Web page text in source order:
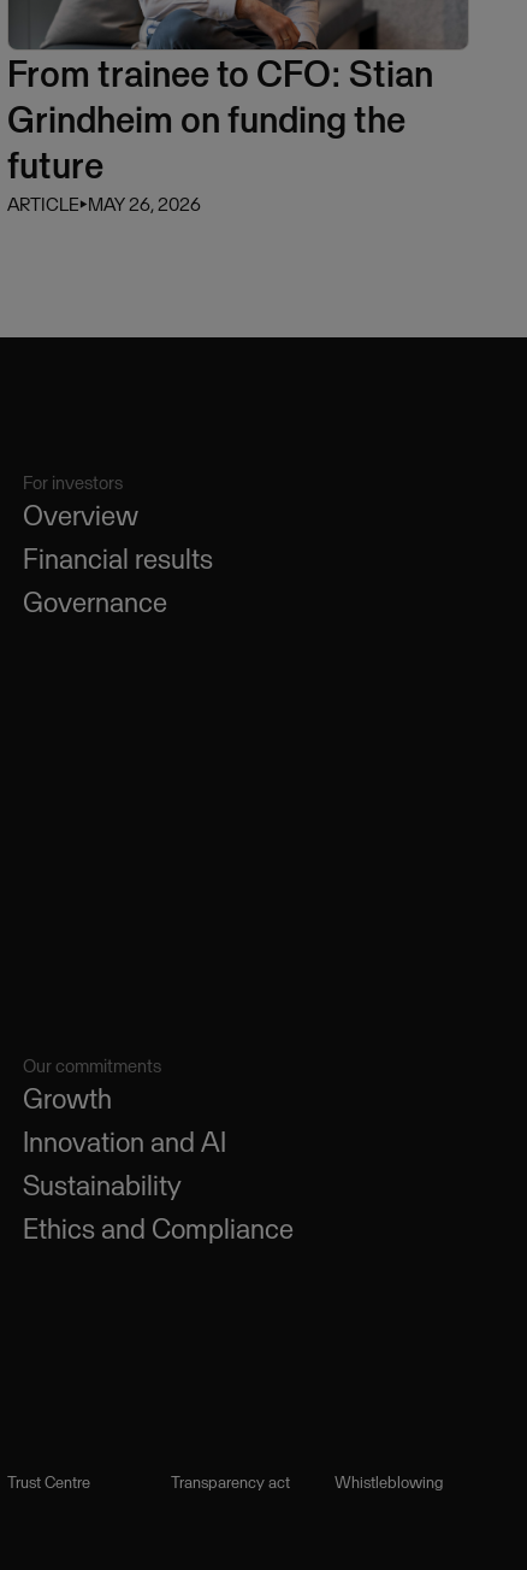
From trainee to CFO: Stian
Grindheim on funding the
future
ARTICLE⏵MAY 26, 2026
For investors
Overview
Financial results
Governance
Our commitments
Growth
Innovation and AI
Sustainability
Ethics and Compliance
Trust Centre Transparency act Whistleblowing